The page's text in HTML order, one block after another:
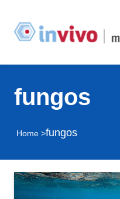
fungos
Home >fungos